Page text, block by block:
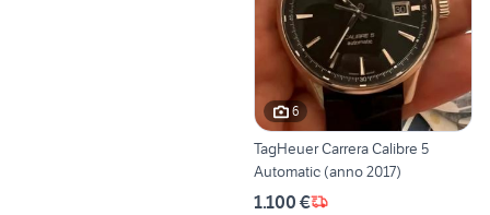
6
TagHeuer Carrera Calibre 5
Automatic (anno 2017)
1.100 €